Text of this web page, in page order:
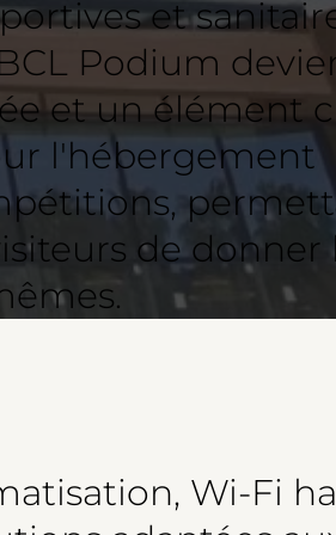
et
Podium
et un élément
l'hébergement
de donner
Wi-Fi